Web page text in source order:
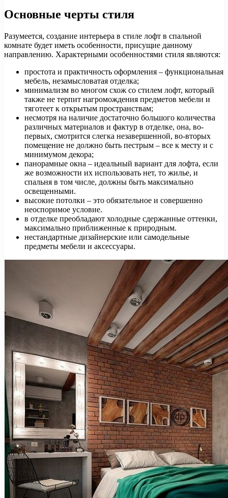
Основные черты стиля
Разумеется, создание интерьера в стиле лофт в спальной
комнате будет иметь особенности, присущие данному
направлению. Характерными особенностями стиля являются:
простота и практичность оформления – функциональная
мебель, незамысловатая отделка;
минимализм во многом схож со стилем лофт, который
также не терпит нагромождения предметов мебели и
тяготеет к открытым пространствам;
несмотря на наличие достаточно большого количества
различных материалов и фактур в отделке, она, во-
первых, смотрится слегка незавершенной, во-вторых
помещение не должно быть пестрым – все к месту и с
минимумом декора;
панорамные окна – идеальный вариант для лофта, если
же возможности их использовать нет, то жилье, и
спальня в том числе, должны быть максимально
освещенными.
высокие потолки – это обязательное и совершенно
неоспоримое условие.
в отделке преобладают холодные сдержанные оттенки,
максимально приближенные к природным.
нестандартные дизайнерские или самодельные
предметы мебели и аксессуары.